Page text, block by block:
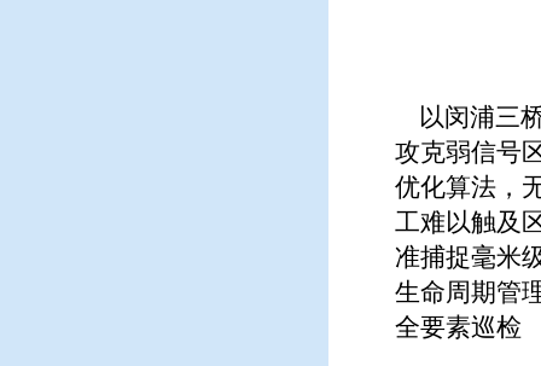
以闵浦三
攻克弱信号
优化算法，
工难以触及
准捕捉毫米
生命周期管
全要素巡检